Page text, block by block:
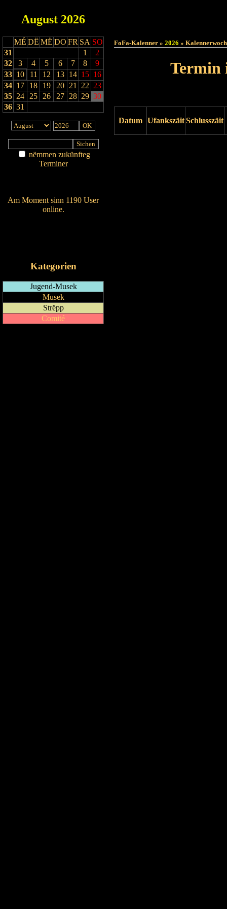
August 2026
MÉ DË MË DO FR SA SO
31
1
2
32
3 4 5 6 7 8
9
33 10 11 12 13 14 15 16
34 17 18 19 20 21 22 23
35 24 25 26 27 28 29 30
36 31
nëmmen zukünfteg
Terminer
Am Moment sinn 1190 User
online.
Kategorien
Jugend-Musek
Musek
Strëpp
Comité
FoFa-Kalenner » 2026 »
Termin
Datum UfankszäitSchlusszäit